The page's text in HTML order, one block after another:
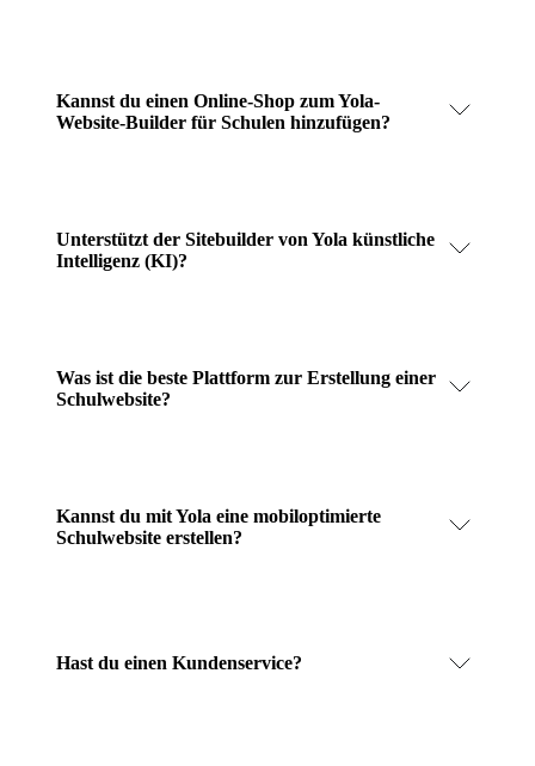
Kannst du einen Online-Shop zum Yola-
Website-Builder für Schulen hinzufügen?
Unterstützt der Sitebuilder von Yola künstliche
Intelligenz (KI)?
Was ist die beste Plattform zur Erstellung einer
Schulwebsite?
Kannst du mit Yola eine mobiloptimierte
Schulwebsite erstellen?
Hast du einen Kundenservice?